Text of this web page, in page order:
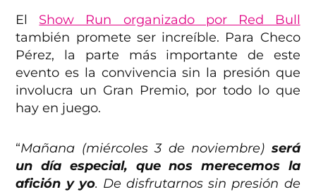
El Show Run organizado por Red Bull
también promete ser increíble. Para Checo
Pérez, la parte más importante de este
evento es la convivencia sin la presión que
involucra un Gran Premio, por todo lo que
hay en juego.
“Mañana (miércoles 3 de noviembre) será
un día especial, que nos merecemos la
afición y yo. De disfrutarnos sin presión de